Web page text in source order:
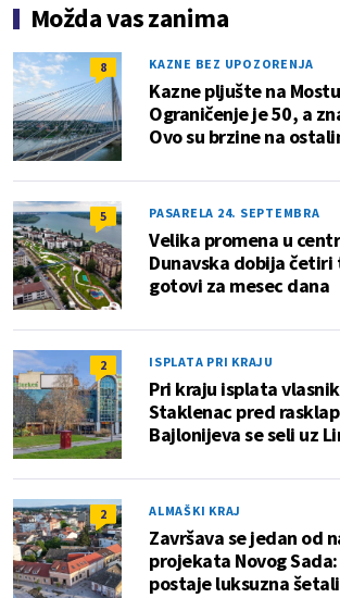
Možda vas zanima
8 KAZNE BEZ UPOZORENJA
Kazne pljušte na
Ograničenje je 50, a
Ovo su brzine na
5 PASARELA 24. SEPTEMBRA
Velika promena u
Dunavska dobija
gotovi za mesec dana
2 ISPLATA PRI KRAJU
Pri kraju isplata
Staklenac pred
Bajlonijeva se seli uz
2 ALMAŠKI KRAJ
Završava se jedan od
projekata Novog
postaje luksuzna